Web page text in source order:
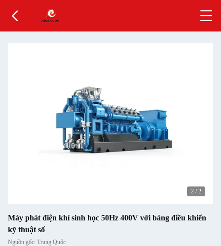
2 / 2
Máy phát điện khí sinh học 50Hz 400V với bảng điều khiển
kỹ thuật số
Nguồn gốc: Trung Quốc